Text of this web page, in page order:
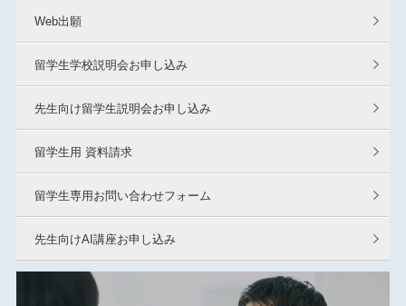
Web出願
留学生学校説明会お申し込み
先生向け留学生説明会お申し込み
留学生用 資料請求
留学生専用お問い合わせフォーム
先生向けAI講座お申し込み